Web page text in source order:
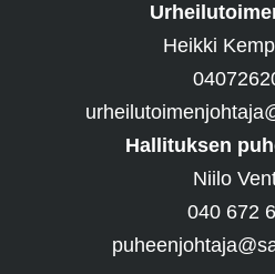
Heikki
Hallituksen
Niilo
040 672